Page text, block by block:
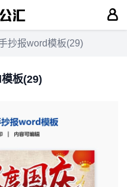
抄报word模板(29)
板(29)